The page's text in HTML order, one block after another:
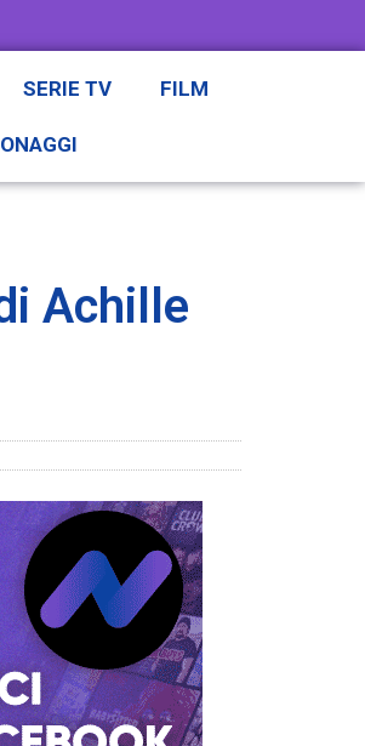
SERIE TV FILM
Achille